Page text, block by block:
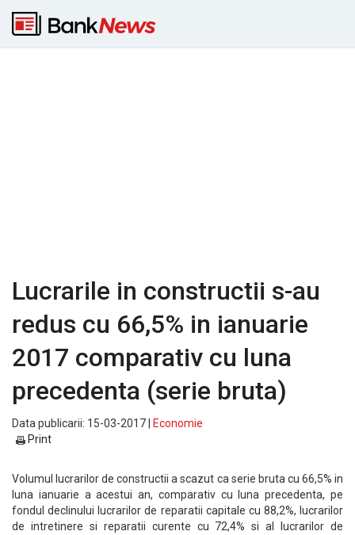
Lucrarile in constructii s-au
redus cu 66,5% in ianuarie
2017 comparativ cu luna
precedenta (serie bruta)
Data publicarii: 15-03-2017 |
Economie
Print
Volumul lucrarilor de constructii a scazut ca serie bruta cu 66,5% in
luna ianuarie a acestui an, comparativ cu luna precedenta, pe
fondul declinului lucrarilor de reparatii capitale cu 88,2%, lucrarilor
de intretinere si reparatii curente cu 72,4% si al lucrarilor de